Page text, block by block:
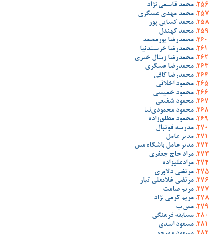
محمد قاسمی نژاد
محمد مهدی عسگری
محمد کسایی پور
محمد کهندل
محمدرضا پورمحمد
محمدرضا خرسندنیا
محمدرضا زینال خیری
محمدرضا عسگری
محمدرضا کافی
محمود اخلاقی
محمود خمیسی
محمود شفیعی
محمود محمودی‌نیا
محمود مطلق‌زاده
مدرسه فوتبال
مدیر عامل
مدیر عامل باشگاه مس
مراد حاج جعفری
مرادعلیزاده
مرتضی دلاوری
مرتضی غلامعلی تبار
مریم صامت
مریم کرمی نژاد
مس ب
مسابقه فرهنگی
مسعود اسدی